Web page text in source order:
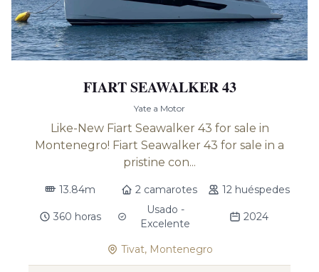
FIART SEAWALKER 43
Yate a Motor
Like-New Fiart Seawalker 43 for sale in
Montenegro! Fiart Seawalker 43 for sale in a
pristine con...
13.84m 2 camarotes 12 huéspedes
360 horas
Usado -
Excelente
2024
Tivat, Montenegro